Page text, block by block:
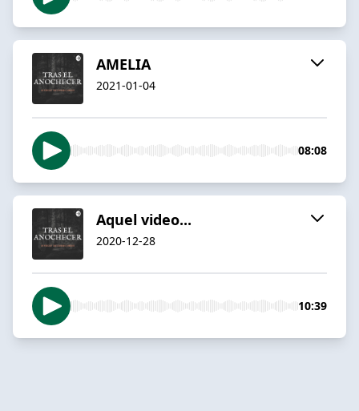
AMELIA
2021-01-04
08:08
Aquel video...
2020-12-28
10:39